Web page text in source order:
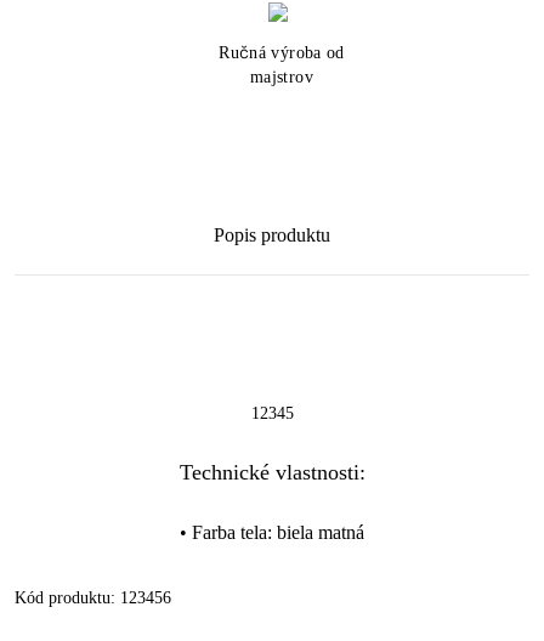
Ručná výroba od
majstrov
Popis produktu
12345
Technické vlastnosti:
• Farba tela: biela matná
Kód produktu: 123456